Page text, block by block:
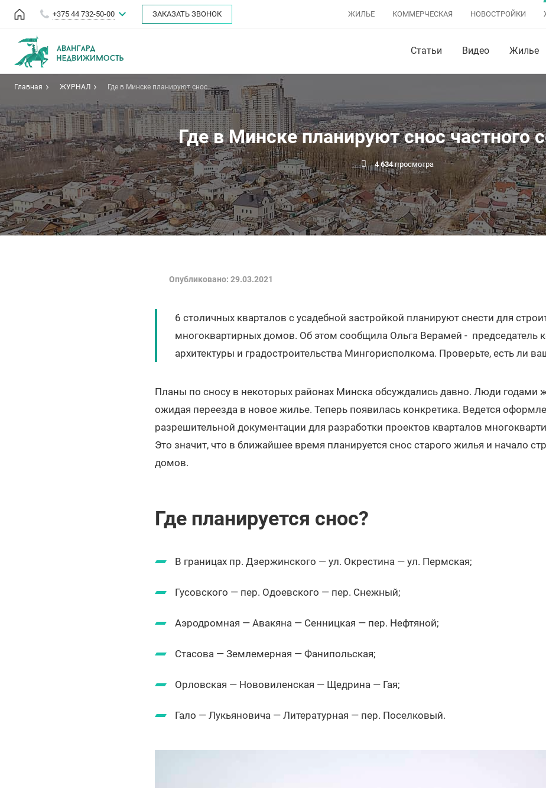
+375 44 732-50-00 ЗАКАЗАТЬ ЗВОНОК ЖИЛЬЕ КОММЕРЧЕСКАЯ НОВОСТРОЙКИ
Статьи Видео Жилье
Главная ЖУРНАЛ
Где в Минске планируют снос
Где в Минске планируют снос частного
4 634просмотра
Опубликовано: 29.03.2021
6 столичных кварталов с усадебной застройкой планируют снести для
многоквартирных домов. Об этом сообщила Ольга Верамей - председатель
архитектуры и градостроительства Мингорисполкома. Проверьте, есть ли
Планы по сносу в некоторых районах Минска обсуждались давно. Люди годами
ожидая переезда в новое жилье. Теперь появилась конкретика. Ведется
разрешительной документации для разработки проектов кварталов
Это значит, что в ближайшее время планируется снос старого жилья и начало
домов.
Где планируется снос?
В границах пр. Дзержинского — ул. Окрестина — ул. Пермская;
Гусовского — пер. Одоевского — пер. Снежный;
Аэродромная — Авакяна — Сенницкая — пер. Нефтяной;
Стасова — Землемерная — Фанипольская;
Орловская — Нововиленская — Щедрина — Гая;
Гало — Лукьяновича — Литературная — пер. Поселковый.